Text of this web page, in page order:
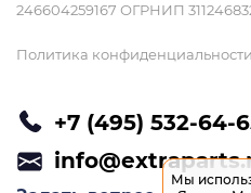
246604259167 ОГРНИП
Политика конфиденциальности
+7 (495) 532-64-
Мы